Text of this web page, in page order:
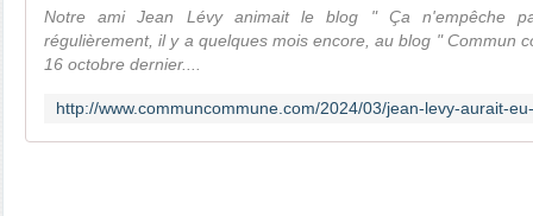
Notre ami Jean Lévy animait le blog " Ça n'empêche
régulièrement, il y a quelques mois encore, au blog " Commun
16 octobre dernier....